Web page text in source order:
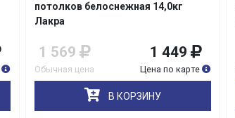
потолков белоснежная 14,0кг
Лакра
1 569
Обычная цена
1 449
Цена по карте
В КОРЗИНУ